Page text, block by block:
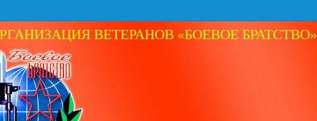
ВЕТЕРАНОВ «БОЕВОЕ БРАТСТВО»